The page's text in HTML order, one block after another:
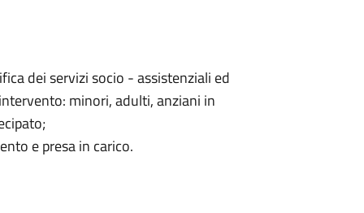
dei servizi socio - assistenziali ed
minori, adulti, anziani in
e presa in carico.